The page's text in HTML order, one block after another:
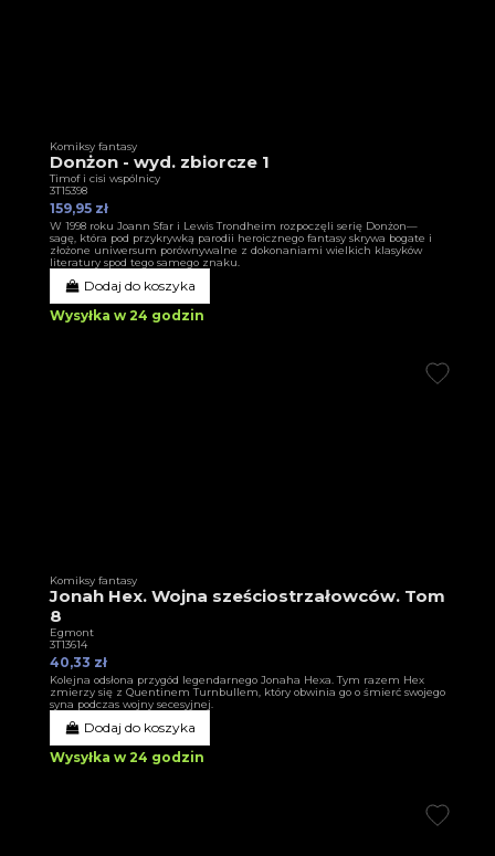
Komiksy fantasy
Donżon - wyd. zbiorcze 1
Timof i cisi wspólnicy
3T15398
159,95 zł
W 1998 roku Joann Sfar i Lewis Trondheim rozpoczęli serię Donżon—
sagę, która pod przykrywką parodii heroicznego fantasy skrywa bogate i
złożone uniwersum porównywalne z dokonaniami wielkich klasyków
literatury spod tego samego znaku.
Dodaj do koszyka
Wysyłka w 24 godzin
Komiksy fantasy
Jonah Hex. Wojna sześciostrzałowców. Tom
8
Egmont
3T13614
40,33 zł
Kolejna odsłona przygód legendarnego Jonaha Hexa. Tym razem Hex
zmierzy się z Quentinem Turnbullem, który obwinia go o śmierć swojego
syna podczas wojny secesyjnej.
Dodaj do koszyka
Wysyłka w 24 godzin